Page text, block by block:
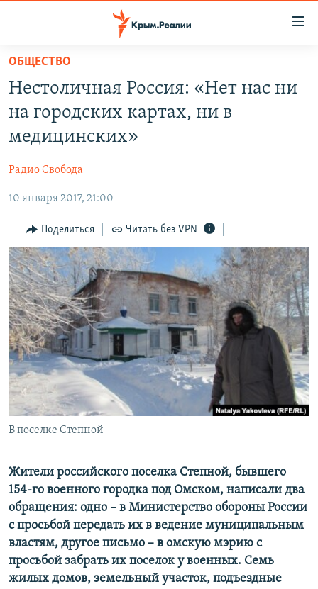
Вернуться
основному
содержанию
Вернутся
главной
Вернутся
поиску
11 ЛЕТ ОККУПАЦИИ КРЫМА. 11 ИСТОРИЙ СОПРОТИВЛЕНИЯ
ЕЩЕ
ИНТЕРАКТИВ
ИНФОГРАФИКА
ТЕЛЕПРОЕКТ КРЫМ.РЕАЛИИ
СОВЕТЫ ПРАВОЗАЩИТНИКОВ
ПРОПАВШИЕ БЕЗ ВЕСТИ
ПОБЕДИТЕЛЕЙ НЕ СУДЯТ?
КРЫМ.НЕПОКОРЕННЫЙ
ELIFBE
УКРАИНСКАЯ ПРОБЛЕМА КРЫМА
РАДІО СВОБОДА
КАК ОБОЙТИ БЛОКИРОВКУ
Українською
Qırımtatar
ПРИСОЕДИНЯЙТЕСЬ!
Все сайты RFE/RL
ОБЩЕСТВО
Нестоличная Россия: «Нет нас ни
на городских картах, ни в
медицинских»
Радио Свобода
10 января 2017, 21:00
Поделиться Читать без VPN
В поселке Степной
Жители российского поселка Степной, бывшего
154-го военного городка под Омском, написали два
обращения: одно – в Министерство обороны России
с просьбой передать их в ведение муниципальным
властям, другое письмо – в омскую мэрию с
просьбой забрать их поселок у военных. Семь
жилых домов, земельный участок, подъездные